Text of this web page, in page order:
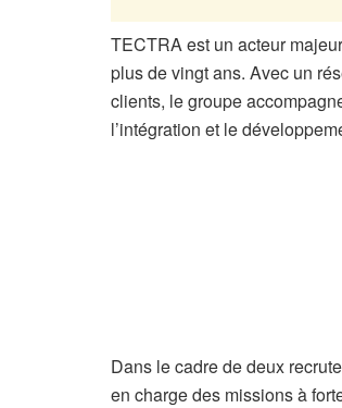
TECTRA est un acteur
plus de vingt ans. Avec un
clients, le groupe
l’intégration et le
Dans le cadre de deux
en charge des missions à